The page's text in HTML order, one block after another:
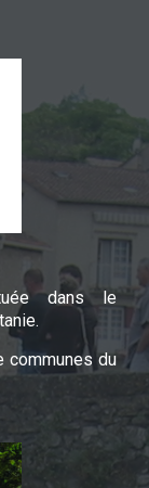
dans le
communes du